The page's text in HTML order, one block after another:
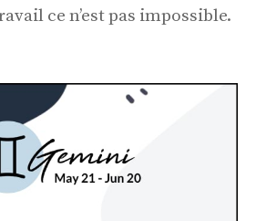
ce n’est pas impossible.